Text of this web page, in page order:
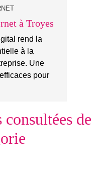
à Troyes
rend la
à la
Une
pour
de